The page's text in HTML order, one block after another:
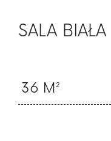
SALA BIAŁA
36 M²